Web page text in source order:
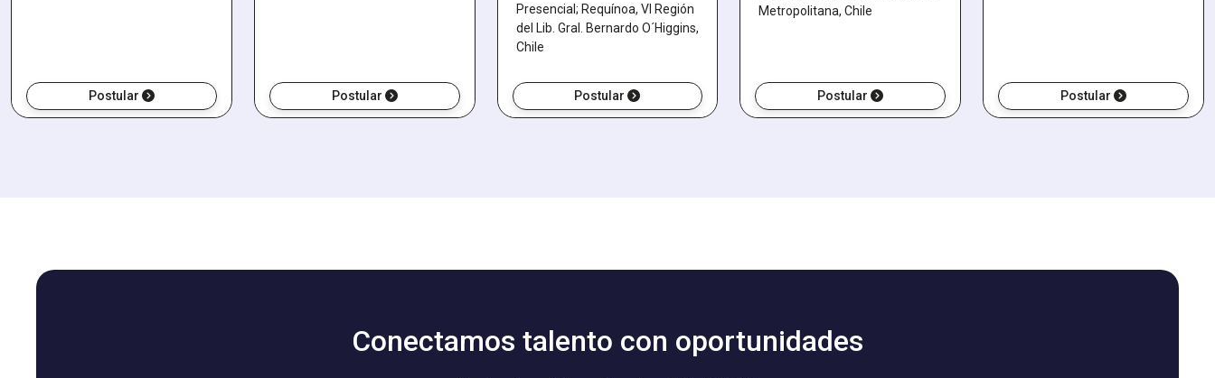
Postular Postular
Presencial; Requínoa, VI Región
del Lib. Gral. Bernardo O´Higgins,
Chile
Postular
Metropolitana, Chile
Postular Postular
Conectamos talento con oportunidades